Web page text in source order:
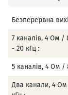
Безперервна
7 каналів, 4 Ом /
- 20 кГц :
5 каналів, 4 Ом /
Два канали, 4